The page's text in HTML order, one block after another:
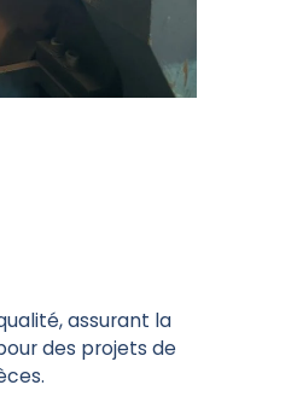
assurant la
des projets de